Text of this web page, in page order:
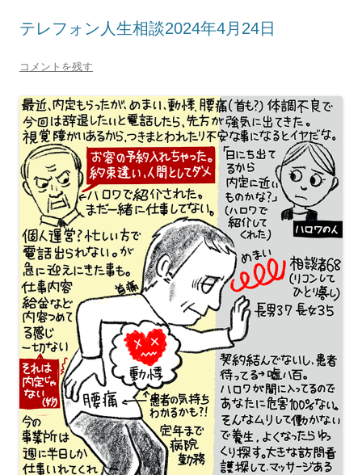
テレフォン人生相談2024年4月24日
コメントを残す